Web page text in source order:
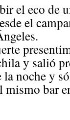
el eco de
el
y salió
noche y
bar